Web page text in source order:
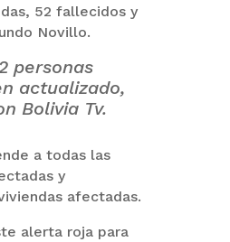
52 fallecidos y
Novillo.
personas
actualizado,
Bolivia Tv.
a todas las
y
afectadas.
alerta roja para